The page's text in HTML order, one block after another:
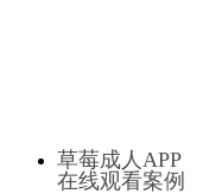
草莓成人APP
在线观看案例